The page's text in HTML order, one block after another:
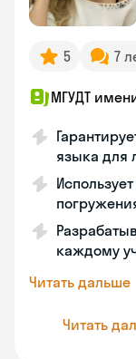
5 7
МГУДТ
языка для
каждому
Читать дальше
Читать